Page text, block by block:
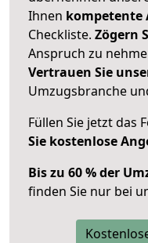
Ihnen kompetente
Checkliste. Zögern
Anspruch zu
Vertrauen Sie
Umzugsbranche
Füllen Sie jetzt das
Sie kostenlose
Bis zu 60 % der
finden Sie nur bei